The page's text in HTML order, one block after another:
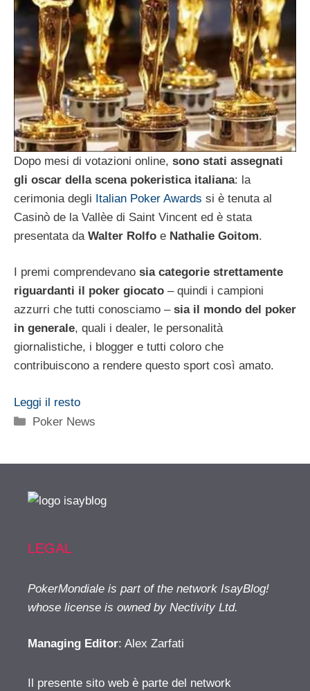
Dopo mesi di votazioni online, sono stati assegnati
gli oscar della scena pokeristica italiana: la
cerimonia degli Italian Poker Awards si è tenuta al
Casinò de la Vallèe di Saint Vincent ed è stata
presentata da Walter Rolfo e Nathalie Goitom.
I premi comprendevano sia categorie strettamente
riguardanti il poker giocato – quindi i campioni
azzurri che tutti conosciamo – sia il mondo del poker
in generale, quali i dealer, le personalità
giornalistiche, i blogger e tutti coloro che
contribuiscono a rendere questo sport così amato.
Leggi il resto
Categorie
Poker News
LEGAL
PokerMondiale is part of the network IsayBlog!
whose license is owned by Nectivity Ltd.
Managing Editor: Alex Zarfati
Il presente sito web è parte del network